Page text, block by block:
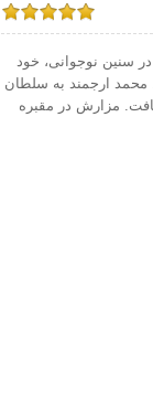
سنین نوجوانی، خود
ارجمند به سلطان
لایق و کاردان بود. او در سال ۱۳۴۷ه.ش وفات یافت. مزارش در مقبره